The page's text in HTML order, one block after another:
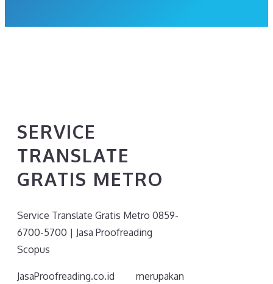
SERVICE
TRANSLATE
GRATIS METRO
Service Translate Gratis Metro 0859-
6700-5700 | Jasa Proofreading
Scopus
JasaProofreading.co.id merupakan